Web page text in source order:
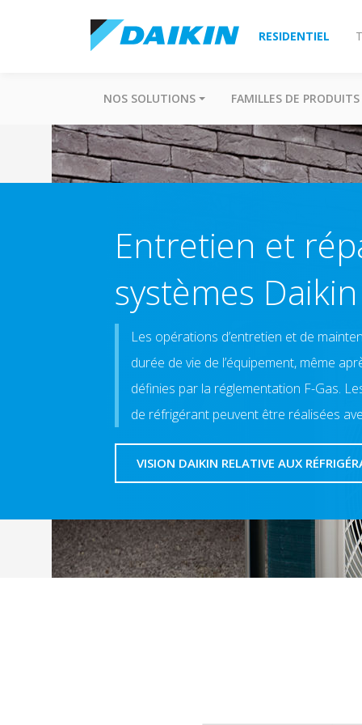
RESIDENTIEL
NOS SOLUTIONS FAMILLES DE PRODUITS
Entretien et
systèmes
Les opérations d’entretien et de
durée de vie de l’équipement, même
définies par la réglementation F-Gas.
de réfrigérant peuvent être réalisées
VISION DAIKIN RELATIVE AUX